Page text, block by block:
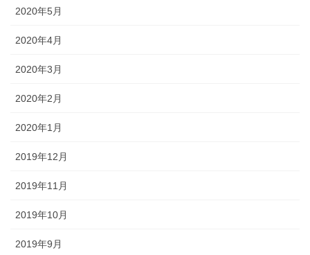
2020年5月
2020年4月
2020年3月
2020年2月
2020年1月
2019年12月
2019年11月
2019年10月
2019年9月